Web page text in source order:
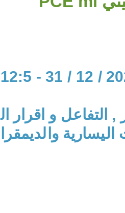
الحوار المتمدن-العدد: 8208 - 2024 / 12 / 31 - 12:5
التفاعل و اقرار ال
والديمقرا